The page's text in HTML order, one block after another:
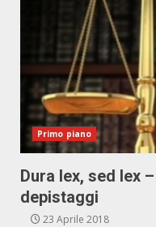
Primo piano
Dura lex, sed lex
depistaggi
23 Aprile 2018